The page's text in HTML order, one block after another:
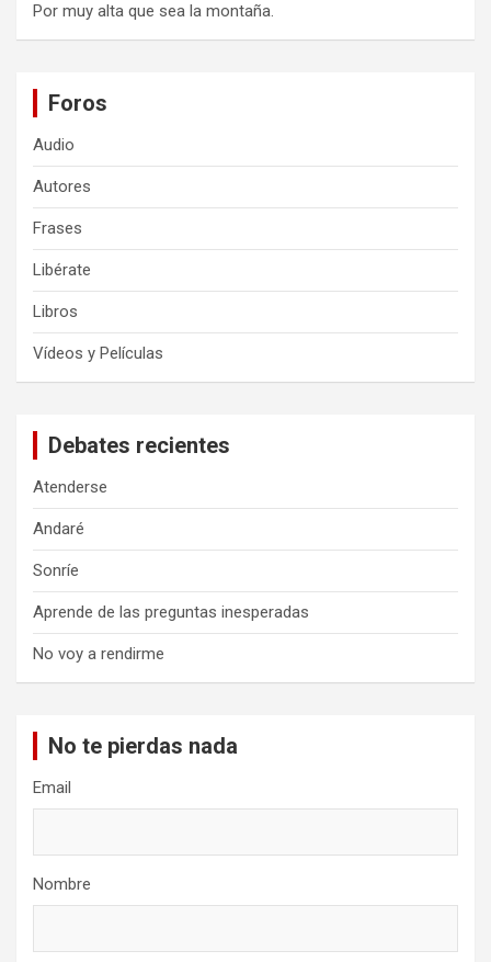
Por muy alta que sea la montaña.
Foros
Audio
Autores
Frases
Libérate
Libros
Vídeos y Películas
Debates recientes
Atenderse
Andaré
Sonríe
Aprende de las preguntas inesperadas
No voy a rendirme
No te pierdas nada
Email
Nombre